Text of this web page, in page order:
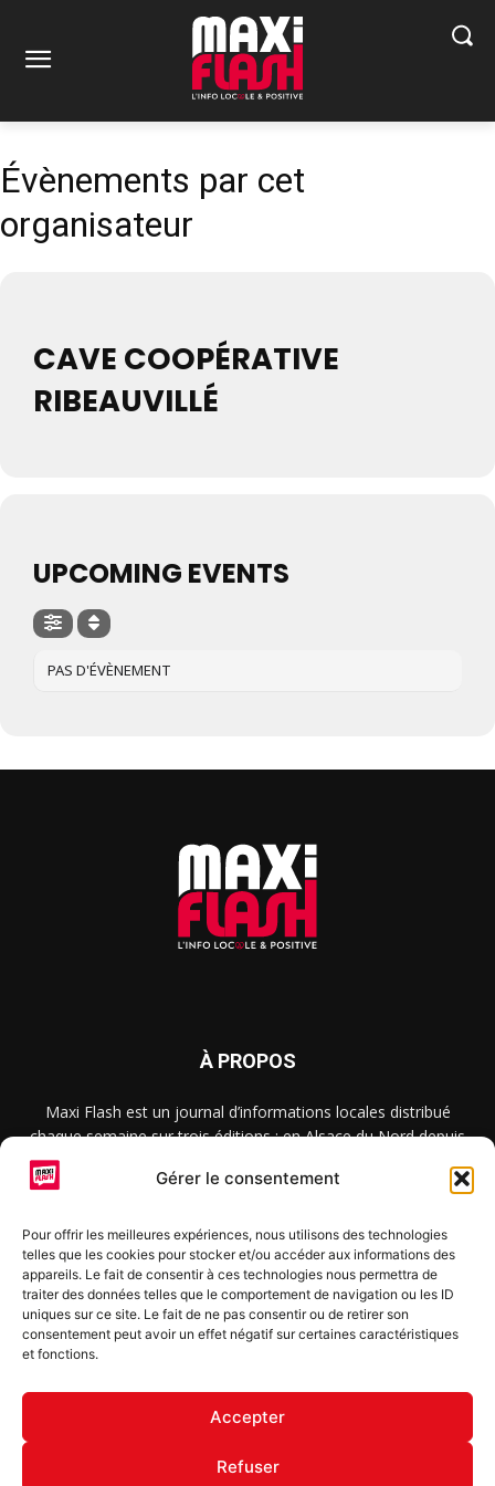
Gérer le consentement
Pour offrir les meilleures expériences, nous utilisons des technologies
telles que les cookies pour stocker et/ou accéder aux informations des
appareils. Le fait de consentir à ces technologies nous permettra de
traiter des données telles que le comportement de navigation ou les ID
uniques sur ce site. Le fait de ne pas consentir ou de retirer son
consentement peut avoir un effet négatif sur certaines caractéristiques
et fonctions.
Accepter
Refuser
Évènements par cet
organisateur
CAVE COOPÉRATIVE
RIBEAUVILLÉ
UPCOMING EVENTS
PAS D'ÉVÈNEMENT
À PROPOS
Maxi Flash est un journal d’informations locales distribué
chaque semaine sur trois éditions : en Alsace du Nord depuis
2015, dans les secteurs d’Obernai-Molsheim-Erstein depuis
2022, et à Colmar, Vignoble et Plaine depuis 2023.
SUIVEZ-NOUS
S'inscrire à la newsletter